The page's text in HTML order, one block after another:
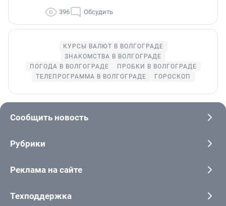
396 Обсудить
КУРСЫ ВАЛЮТ В ВОЛГОГРАДЕ
ЗНАКОМСТВА В ВОЛГОГРАДЕ
ПОГОДА В ВОЛГОГРАДЕ
ПРОБКИ В ВОЛГОГРАДЕ
ТЕЛЕПРОГРАММА В ВОЛГОГРАДЕ
ГОРОСКОП
Сообщить новость
Рубрики
Реклама на сайте
Техподдержка